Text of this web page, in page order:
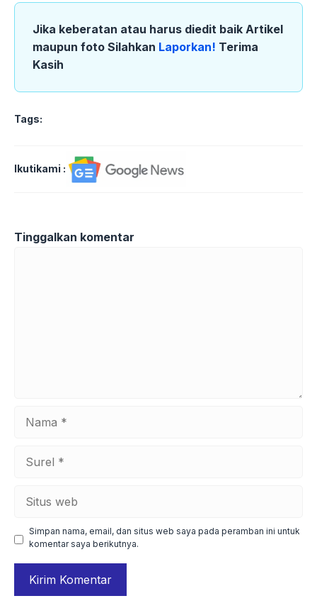
Jika keberatan atau harus diedit baik Artikel
maupun foto Silahkan Laporkan! Terima
Kasih
Tags:
Ikutikami :
Tinggalkan komentar
web
Simpan nama, email, dan situs web saya pada peramban ini untuk
komentar saya berikutnya.